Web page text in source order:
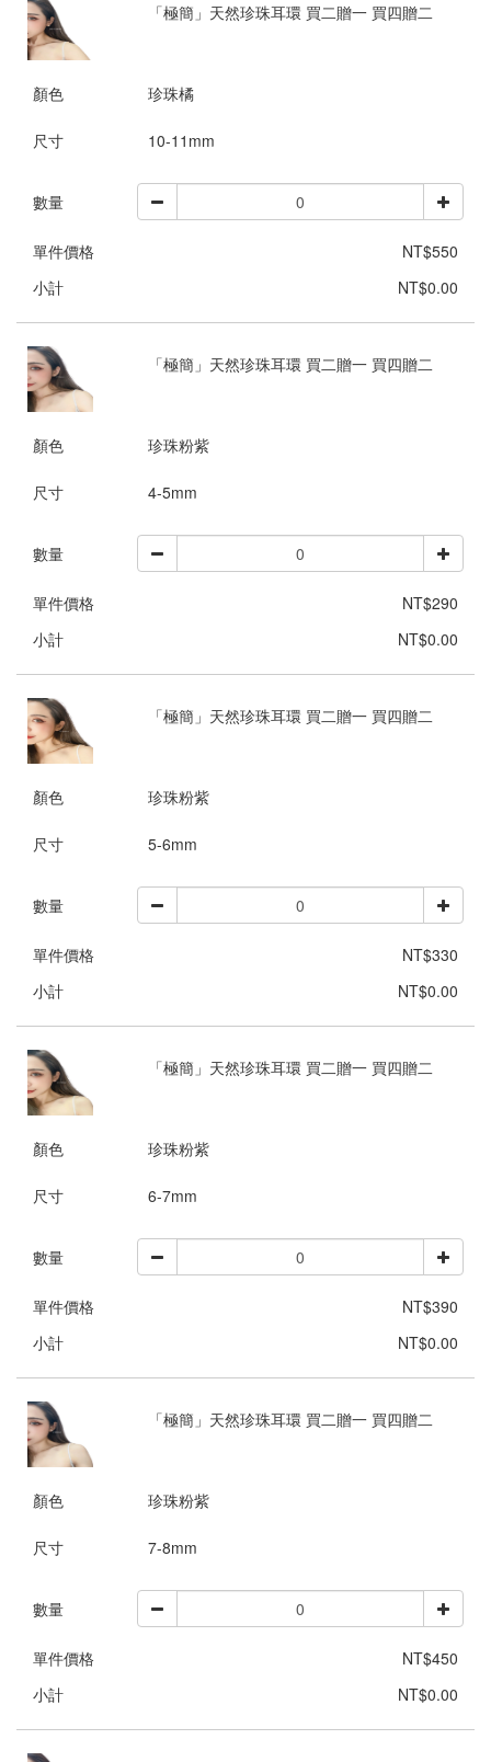
「極簡」天然珍珠耳環 買二贈一 買四贈二
顏色 珍珠橘
尺寸 10-11mm
數量
單件價格
NT$550
小計
NT$0.00
「極簡」天然珍珠耳環 買二贈一 買四贈二
顏色 珍珠粉紫
尺寸 4-5mm
數量
單件價格
NT$290
小計
NT$0.00
「極簡」天然珍珠耳環 買二贈一 買四贈二
顏色 珍珠粉紫
尺寸 5-6mm
數量
單件價格
NT$330
小計
NT$0.00
「極簡」天然珍珠耳環 買二贈一 買四贈二
顏色 珍珠粉紫
尺寸 6-7mm
數量
單件價格
NT$390
小計
NT$0.00
「極簡」天然珍珠耳環 買二贈一 買四贈二
顏色 珍珠粉紫
尺寸 7-8mm
數量
單件價格
NT$450
小計
NT$0.00